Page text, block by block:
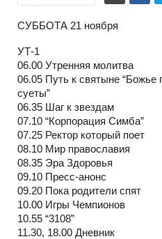
СУББОТА 21 ноября
УТ-1
06.00 Утренняя молитва
06.05 Путь к святыне
суеты”
06.35 Шаг к звездам
07.10 “Корпорация Симба”
07.25 Ректор который поет
08.10 Мир православия
08.35 Эра Здоровья
09.10 Пресс-анонс
09.20 Пока родители спят
10.00 Игры Чемпионов
10.55 “3108”
11.30, 18.00 Дневник